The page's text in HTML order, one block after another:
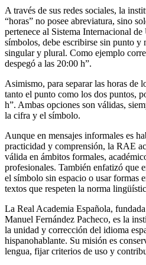
A través de sus redes sociales, la
“horas” no posee abreviatura, sino
pertenece al Sistema Internacional
símbolos, debe escribirse sin punto y
singular y plural. Como ejemplo
despegó a las 20:00 h”.
Asimismo, para separar las horas de
tanto el punto como los dos puntos,
h”. Ambas opciones son válidas,
la cifra y el símbolo.
Aunque en mensajes informales es
practicidad y comprensión, la RAE
válida en ámbitos formales,
profesionales. También enfatizó que
el símbolo sin espacio o usar formas
textos que respeten la norma
La Real Academia Española,
Manuel Fernández Pacheco, es la
la unidad y corrección del idioma
hispanohablante. Su misión es
lengua, fijar criterios de uso y